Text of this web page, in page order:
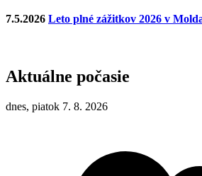
7.5.2026 Leto plné zážitkov 2026 v
Aktuálne počasie
dnes, piatok 7. 8. 2026